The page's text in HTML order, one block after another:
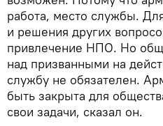
работа, место службы.
и решения других
привлечение НПО. Но
над призванными на
службу не обязателен.
быть закрыта для
свои задачи, сказал он.